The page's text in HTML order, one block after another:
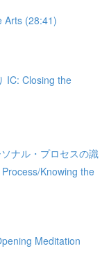
Arts (28:41)
IC: Closing the
ナル・プロセスの識
Knowing the
Meditation